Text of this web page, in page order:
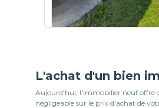
L'achat d'un bien
Aujourd'hui, l'immobilier neuf offre
négligeable sur le prix d'achat de